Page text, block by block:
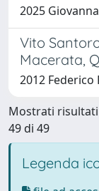
2025
Vito
Macerata,
2012 Federico
Mostrati risultati
49 di 49
Legenda